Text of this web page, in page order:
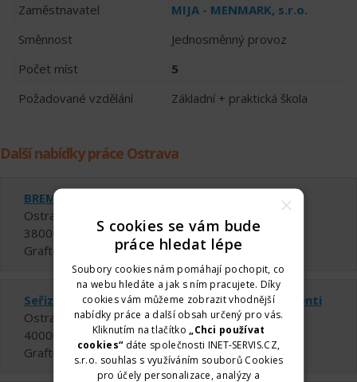
Zaměstnavatel
MIJA - MENMARK, s.r.o.
Směnnost
Jednosměnný provoz
Počet míst
5
Požadované vzdělání
Základní + praktická škola
Další nabídky práce Ostrava
BREMBO – Оператор монтажу
Ostrava
38000 - 46000 Kč za měsíc
Grafton Recruitment s.r.o.
Seřizovač – Obráběč kovů | Bohumín | Absolventi
Ostrava
40000 - 42000 Kč za měsíc
Grafton Recruitment s.r.o.
×
S cookies se vám bude
práce hledat lépe
Soubory cookies nám pomáhají pochopit, co
na webu hledáte a jak s ním pracujete. Díky
cookies vám můžeme zobrazit vhodnější
nabídky práce a další obsah určený pro vás.
Kliknutím na tlačítko
„Chci používat
cookies“ dáte společnosti INET-SERVIS.CZ,
s.r.o. souhlas s využíváním souborů Cookies
pro účely personalizace, analýzy a